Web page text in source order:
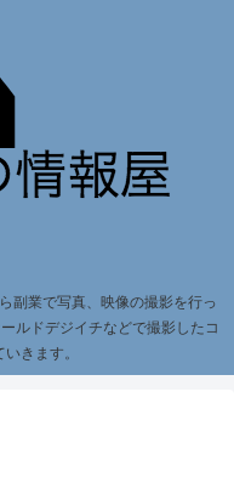
副業で写真、映像の撮影を行っ
ルドデジイチなどで撮影したコ
きます。